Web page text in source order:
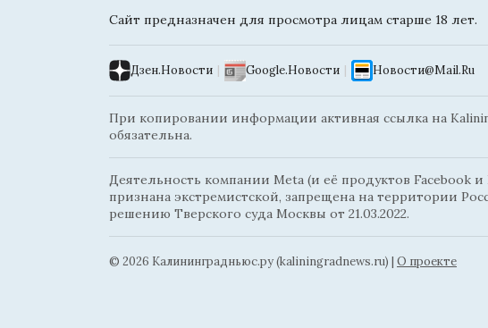
Сайт предназначен для просмотра лицам старше 18 лет.
Дзен.Новости | Google.Новости | Новости@Mail.Ru
При копировании информации активная ссылка на
обязательна.
Деятельность компании Meta (и её продуктов Facebook и
признана экстремистской, запрещена на территории
решению Тверского суда Москвы от 21.03.2022.
© 2026 Калининградньюc.ру (kaliningradnews.ru) | О проекте